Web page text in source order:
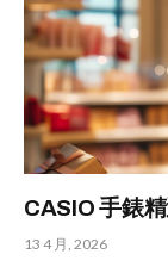
CASIO 手錶
13 4 月, 2026